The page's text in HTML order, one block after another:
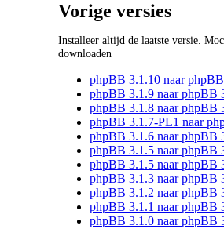
Vorige versies
Installeer altijd de laatste versie.
downloaden
phpBB 3.1.10 naar phpBB
phpBB 3.1.9 naar phpBB
phpBB 3.1.8 naar phpBB
phpBB 3.1.7-PL1 naar
phpBB 3.1.6 naar phpBB
phpBB 3.1.5 naar phpBB
phpBB 3.1.5 naar phpBB
phpBB 3.1.3 naar phpBB
phpBB 3.1.2 naar phpBB
phpBB 3.1.1 naar phpBB
phpBB 3.1.0 naar phpBB